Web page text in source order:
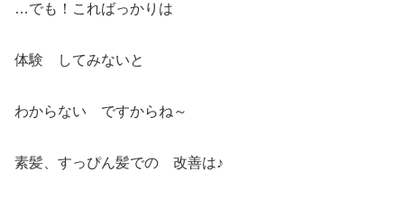
…でも！こればっかりは
体験 してみないと
わからない ですからね～
素髪、すっぴん髪での 改善は♪